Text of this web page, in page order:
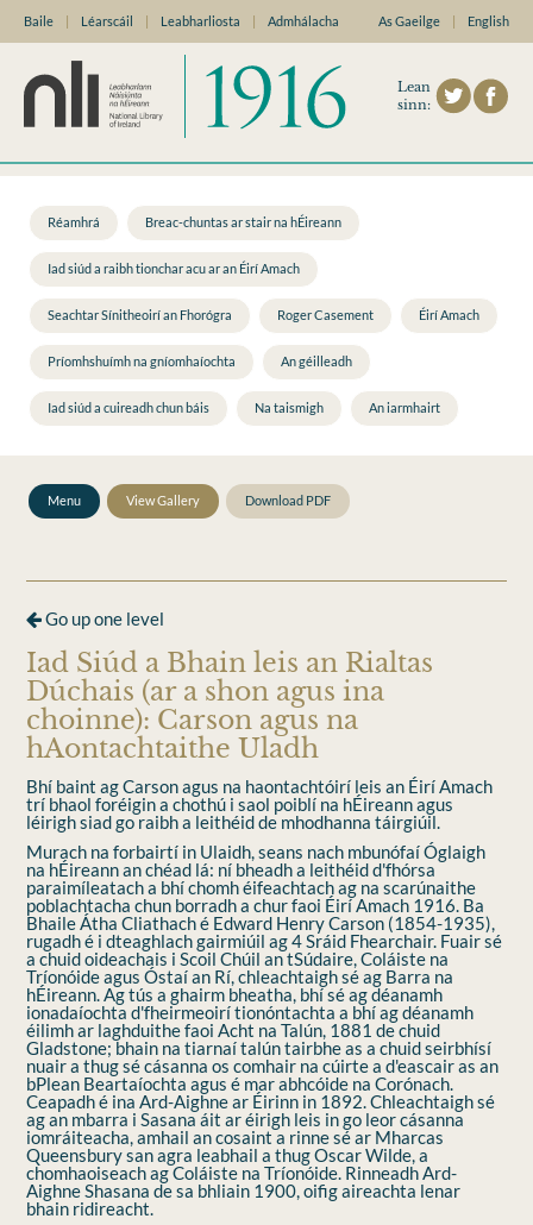
Baile | Léarscáil | Leabharliosta | Admhálacha As Gaeilge | English
Lean
sinn:
Réamhrá Breac-chuntas ar stair na hÉireann
Iad siúd a raibh tionchar acu ar an Éirí Amach
Seachtar Sínitheoirí an Fhorógra Roger Casement Éirí Amach
Príomhshuímh na gníomhaíochta An géilleadh
Iad siúd a cuireadh chun báis Na taismigh An iarmhairt
Menu View Gallery Download PDF
Go up one level
Iad Siúd a Bhain leis an Rialtas
Dúchais (ar a shon agus ina
choinne): Carson agus na
hAontachtaithe Uladh
Bhí baint ag Carson agus na haontachtóirí leis an Éirí Amach
trí bhaol foréigin a chothú i saol poiblí na hÉireann agus
léirigh siad go raibh a leithéid de mhodhanna táirgiúil.
Murach na forbairtí in Ulaidh, seans nach mbunófaí Óglaigh
na hÉireann an chéad lá: ní bheadh a leithéid d'fhórsa
paraimíleatach a bhí chomh éifeachtach ag na scarúnaithe
poblachtacha chun borradh a chur faoi Éirí Amach 1916. Ba
Bhaile Átha Cliathach é Edward Henry Carson (1854-1935),
rugadh é i dteaghlach gairmiúil ag 4 Sráid Fhearchair. Fuair sé
a chuid oideachais i Scoil Chúil an tSúdaire, Coláiste na
Tríonóide agus Óstaí an Rí, chleachtaigh sé ag Barra na
hÉireann. Ag tús a ghairm bheatha, bhí sé ag déanamh
ionadaíochta d'fheirmeoirí tionóntachta a bhí ag déanamh
éilimh ar laghduithe faoi Acht na Talún, 1881 de chuid
Gladstone; bhain na tiarnaí talún tairbhe as a chuid seirbhísí
nuair a thug sé cásanna os comhair na cúirte a d'eascair as an
bPlean Beartaíochta agus é mar abhcóide na Corónach.
Ceapadh é ina Ard-Aighne ar Éirinn in 1892. Chleachtaigh sé
ag an mbarra i Sasana áit ar éirigh leis in go leor cásanna
iomráiteacha, amhail an cosaint a rinne sé ar Mharcas
Queensbury san agra leabhail a thug Oscar Wilde, a
chomhaoiseach ag Coláiste na Tríonóide. Rinneadh Ard-
Aighne Shasana de sa bhliain 1900, oifig aireachta lenar
bhain ridireacht.